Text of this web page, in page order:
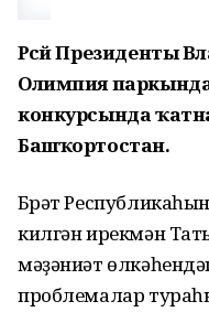
Рәсәй Президенты
Олимпия паркында
конкурсында
Башҡортостан.
Бүрәт
килгән ирекмән
мәҙәниәт
проблемалар